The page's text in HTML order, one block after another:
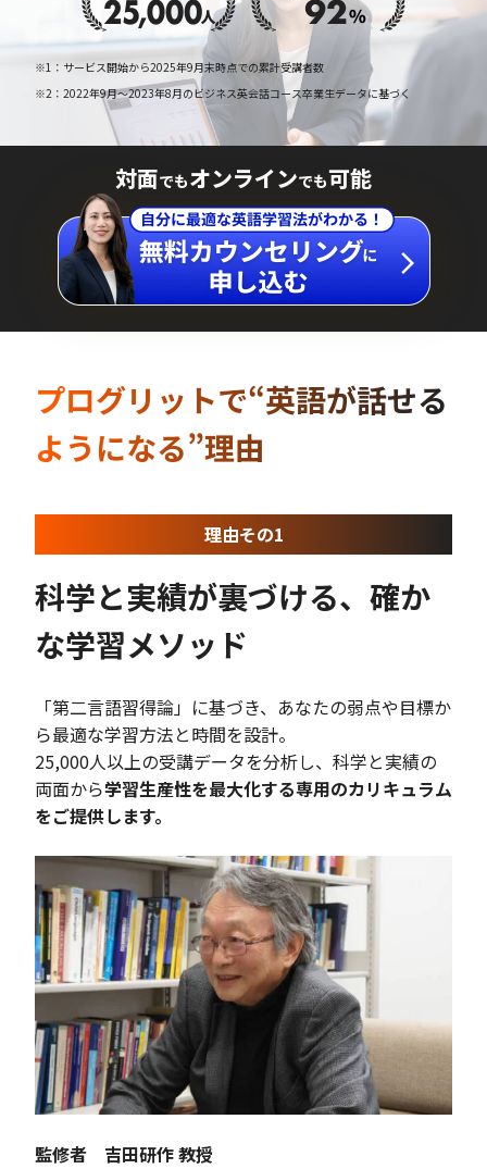
※1：サービス開始から2025年9月末時点での累計受講者数
※2：2022年9月～2023年8月のビジネス英会話コース卒業生データに基づく
対面でもオンラインでも可能
プログリットで“英語が話せる
ようになる”理由
理由その1
科学と実績が裏づける、確か
な学習メソッド
「第二言語習得論」に基づき、あなたの弱点や目標か
ら最適な学習方法と時間を設計。
25,000人以上の受講データを分析し、科学と実績の
両面から学習生産性を最大化する専用のカリキュラム
をご提供します。
監修者 吉田研作 教授